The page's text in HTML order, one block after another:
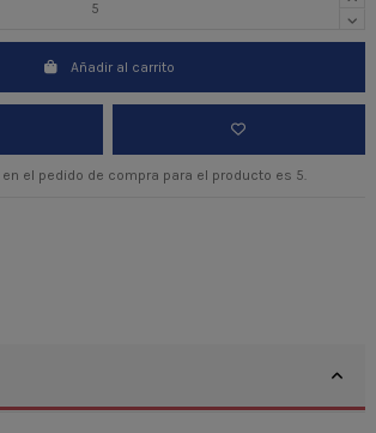
Añadir al carrito
el pedido de compra para el producto es 5.